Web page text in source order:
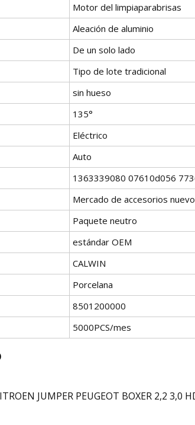
Motor del limpiaparabrisas
Aleación de aluminio
De un solo lado
Tipo de lote tradicional
sin hueso
135°
Eléctrico
Auto
1363339080 07610d056
Mercado de accesorios nuevo
Paquete neutro
estándar OEM
CALWIN
Porcelana
8501200000
5000PCS/mes
JUMPER PEUGEOT BOXER 2,2 3,0